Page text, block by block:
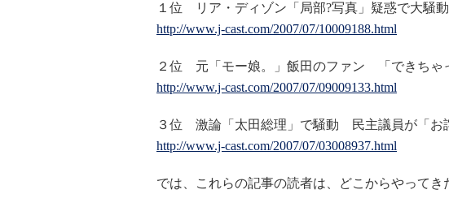
１位 リア・ディゾン「局部?写真」疑惑で大騒動
http://www.j-cast.com/2007/07/10009188.html
２位 元「モー娘。」飯田のファン 「できちゃ
http://www.j-cast.com/2007/07/09009133.html
３位 激論「太田総理」で騒動 民主議員が「お
http://www.j-cast.com/2007/07/03008937.html
では、これらの記事の読者は、どこからやってき